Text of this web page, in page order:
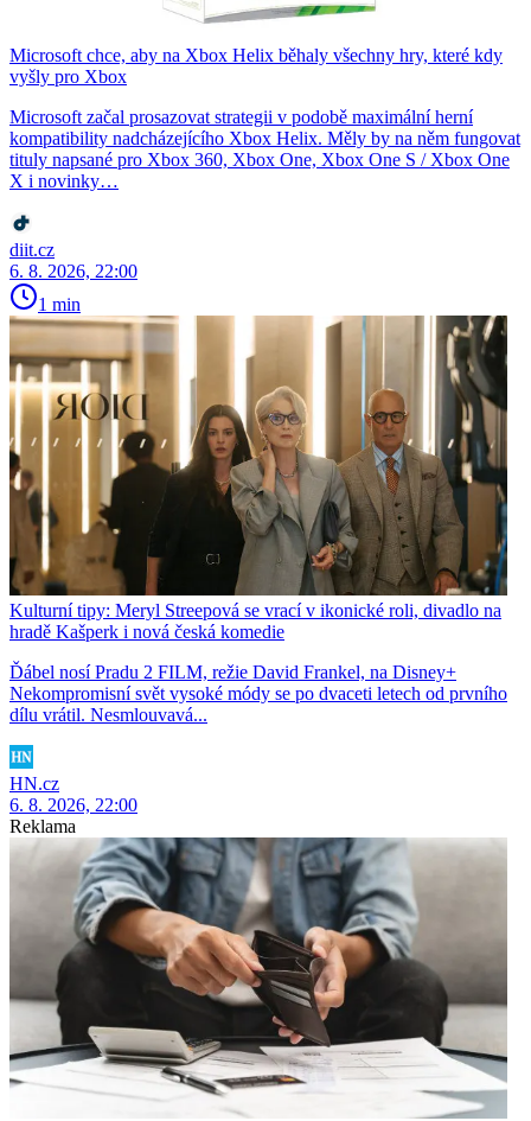
Microsoft chce, aby na Xbox Helix běhaly všechny hry, které kdy
vyšly pro Xbox
Microsoft začal prosazovat strategii v podobě maximální herní
kompatibility nadcházejícího Xbox Helix. Měly by na něm fungovat
tituly napsané pro Xbox 360, Xbox One, Xbox One S / Xbox One
X i novinky…
diit.cz
6. 8. 2026, 22:00
1 min
Kulturní tipy: Meryl Streepová se vrací v ikonické roli, divadlo na
hradě Kašperk i nová česká komedie
Ďábel nosí Pradu 2 FILM, režie David Frankel, na Disney+
Nekompromisní svět vysoké módy se po dvaceti letech od prvního
dílu vrátil. Nesmlouvavá...
HN.cz
6. 8. 2026, 22:00
Reklama